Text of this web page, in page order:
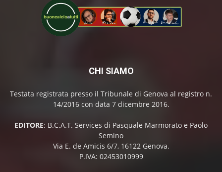
CHI SIAMO
Testata registrata presso il Tribunale di Genova al registro n.
14/2016 con data 7 dicembre 2016.
EDITORE: B.C.A.T. Services di Pasquale Marmorato e Paolo
Semino
Via E. de Amicis 6/7, 16122 Genova.
P.IVA: 02453010999